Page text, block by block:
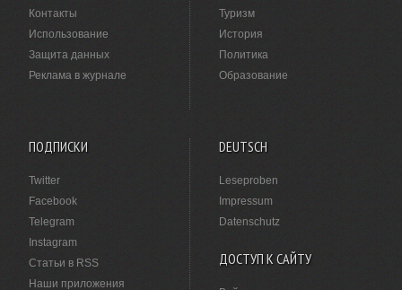
Контакты
Использование
Защита данных
Реклама в журнале
Туризм
История
Политика
Образование
ПОДПИСКИ
Twitter
Facebook
Telegram
Instagram
Статьи в RSS
Наши приложения
DEUTSCH
Leseproben
Impressum
Datenschutz
ДОСТУП К САЙТУ